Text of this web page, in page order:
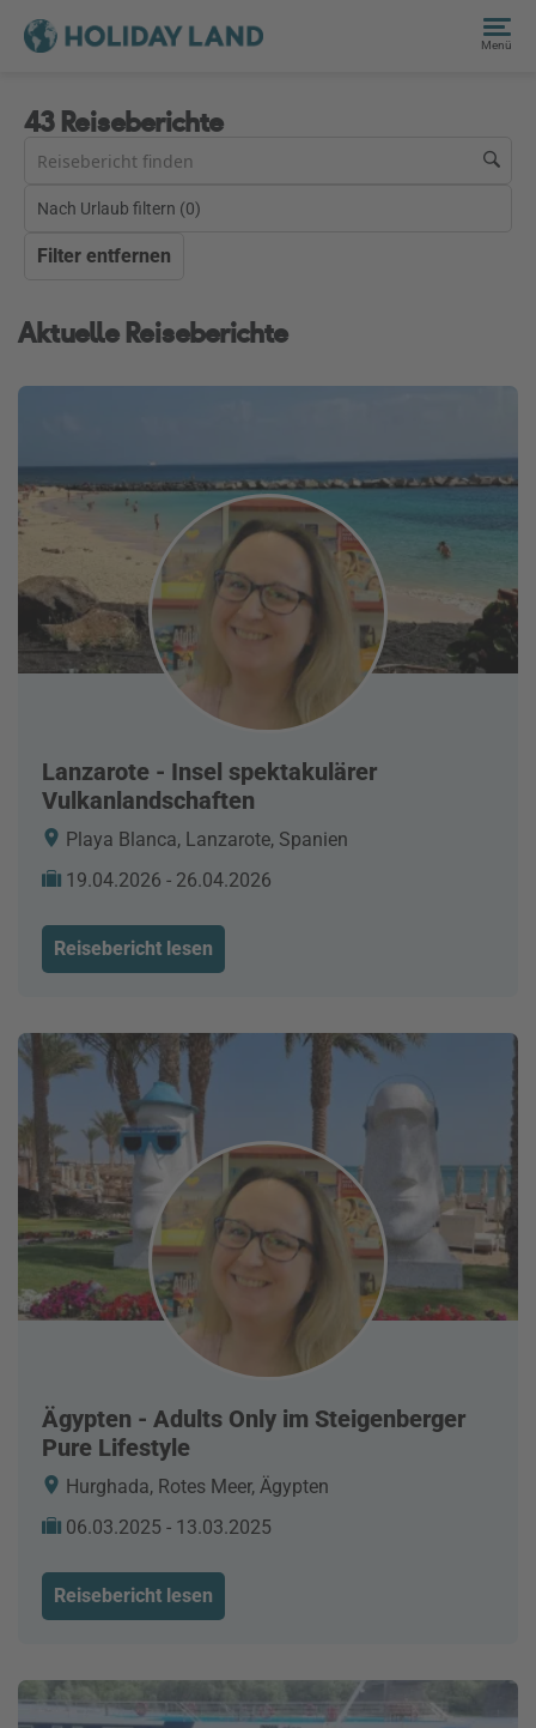
Menü
43 Reiseberichte
Nach Urlaub filtern (0)
Filter entfernen
Aktuelle Reiseberichte
Lanzarote - Insel spektakulärer
Vulkanlandschaften
Playa Blanca, Lanzarote, Spanien
19.04.2026 - 26.04.2026
Reisebericht lesen
Ägypten - Adults Only im Steigenberger
Pure Lifestyle
Hurghada, Rotes Meer, Ägypten
06.03.2025 - 13.03.2025
Reisebericht lesen